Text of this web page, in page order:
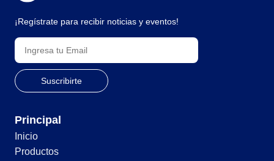
¡Regístrate para recibir noticias y eventos!
Principal
Inicio
Productos